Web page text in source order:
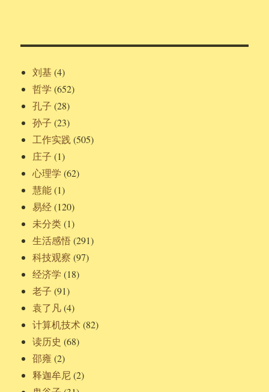
刘基 (4)
哲学 (652)
孔子 (28)
孙子 (23)
工作实践 (505)
庄子 (1)
心理学 (62)
慧能(1)
易经(120)
未分类(1)
生活感悟(291)
科技观察 (97)
经济学 (18)
老子 (91)
袁了凡(4)
计算机技术(82)
读历史 (68)
邵雍 (2)
释迦牟尼(2)